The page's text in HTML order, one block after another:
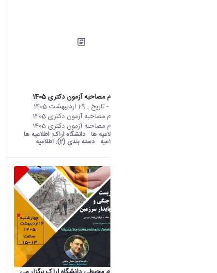
اطلاعیه ثبت نام مصاحبه آزمون دکتری 1405
- تاریخ : 29 اردیبهشت 1405
اطلاعیه ثبت نام مصاحبه آزمون دکتری 1405
اطلاعیه ثبت نام مصاحبه آزمون دکتری 1405
اطلاعیه ها دانشگاه اراک: اطلاعیه ها
اطلاعیه دسته بندی (2): اطلاعیه